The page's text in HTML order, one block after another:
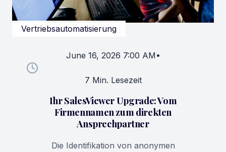
Vertriebsautomatisierung
June 16, 2026 7:00 AM•
7 Min. Lesezeit
Ihr SalesViewer Upgrade: Vom
Firmennamen zum direkten
Ansprechpartner
Die Identifikation von anonymen